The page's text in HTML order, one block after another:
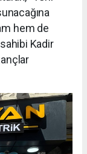
hem de
Kadir